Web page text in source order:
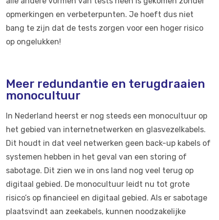
opmerkingen en verbeterpunten. Je hoeft dus niet
bang te zijn dat de tests zorgen voor een hoger risico
op ongelukken!
Meer redundantie en terugdraaien
monocultuur
In Nederland heerst er nog steeds een monocultuur op
het gebied van internetnetwerken en glasvezelkabels.
Dit houdt in dat veel netwerken geen back-up kabels of
systemen hebben in het geval van een storing of
sabotage. Dit zien we in ons land nog veel terug op
digitaal gebied. De monocultuur leidt nu tot grote
risico’s op financieel en digitaal gebied. Als er sabotage
plaatsvindt aan zeekabels, kunnen noodzakelijke